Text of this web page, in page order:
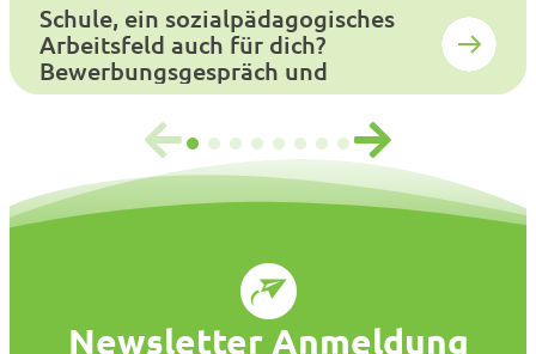
Schule, ein sozialpädagogisches
Arbeitsfeld auch für dich?
Bewerbungsgespräch und
Auswahlverfahren
Newsletter Anmeldung